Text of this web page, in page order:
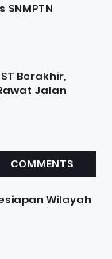
Berakhir,
Jalan
COMMENTS
Wilayah